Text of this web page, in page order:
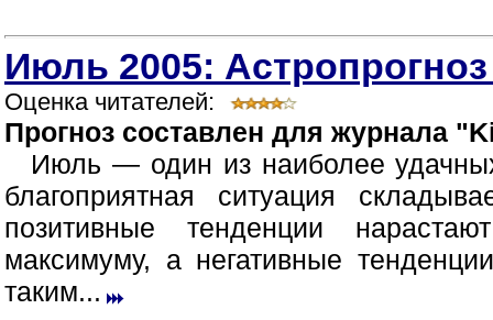
Июль 2005:
Оценка читателей:
Прогноз составлен для журнала
Июль — один из наиболее
благоприятная ситуация
позитивные тенденции
максимуму, а негативные
таким...